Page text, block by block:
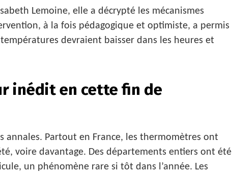
Lemoine, elle a décrypté les mécanismes
à la fois pédagogique et optimiste, a permis
devraient baisser dans les heures et
inédit en cette fin de
annales. Partout en France, les thermomètres ont
voire davantage. Des départements entiers ont été
un phénomène rare si tôt dans l’année. Les